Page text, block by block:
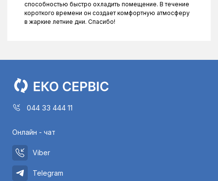
способностью быстро охладить помещение. В течение
короткого времени он создает комфортную атмосферу
в жаркие летние дни. Спасибо!
044 33 444 11
Онлайн - чат
Viber
Telegram